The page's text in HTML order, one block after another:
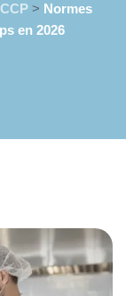
> Normes
en 2026